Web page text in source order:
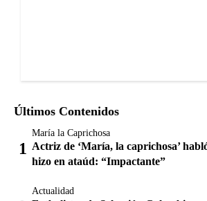
Últimos Contenidos
María la Caprichosa
Actriz de ‘María, la caprichosa’
hizo en ataúd: “Impactante”
Actualidad